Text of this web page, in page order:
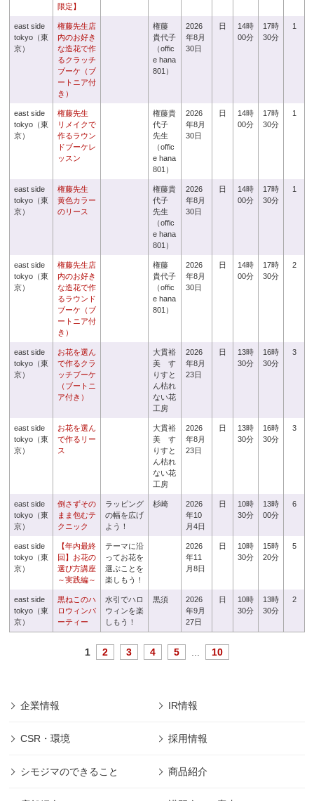
限定】
east side
tokyo（東
京）
権藤先生店
内のお好き
な造花で作
るクラッチ
ブーケ（ブ
ートニア付
き）
権藤
貴代子
（offic
e hana
801）
2026
年8月
30日
日
14時
00分
17時
30分
1
east side
tokyo（東
京）
権藤先生
リメイクで
作るラウン
ドブーケレ
ッスン
権藤貴
代子
先生
（offic
e hana
801）
2026
年8月
30日
日
14時
00分
17時
30分
1
east side
tokyo（東
京）
権藤先生
黄色カラー
のリース
権藤貴
代子
先生
（offic
e hana
801）
2026
年8月
30日
日
14時
00分
17時
30分
1
east side
tokyo（東
京）
権藤先生店
内のお好き
な造花で作
るラウンド
ブーケ（ブ
ートニア付
き）
権藤
貴代子
（offic
e hana
801）
2026
年8月
30日
日
14時
00分
17時
30分
2
east side
tokyo（東
京）
お花を選ん
で作るクラ
ッチブーケ
（ブートニ
ア付き）
大貫裕
美 す
りすと
ん枯れ
ない花
工房
2026
年8月
23日
日
13時
30分
16時
30分
3
east side
tokyo（東
京）
お花を選ん
で作るリー
ス
大貫裕
美 す
りすと
ん枯れ
ない花
工房
2026
年8月
23日
日
13時
30分
16時
30分
3
east side
tokyo（東
京）
倒さずその
まま包むテ
クニック
ラッピング
の幅を広げ
よう！
杉崎
2026
年10
月4日
日
10時
30分
13時
00分
6
east side
tokyo（東
京）
【年内最終
回】お花の
選び方講座
～実践編～
テーマに沿
ってお花を
選ぶことを
楽しもう！
2026
年11
月8日
日
10時
30分
15時
20分
5
east side
tokyo（東
京）
黒ねこのハ
ロウィンパ
ーティー
水引でハロ
ウィンを楽
しもう！
黒須
2026
年9月
27日
日
10時
30分
13時
30分
2
1 2 3 4 5 10
企業情報 IR情報
CSR・環境 採用情報
シモジマのできること 商品紹介